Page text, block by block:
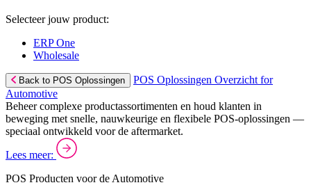
Selecteer jouw product:
ERP One
Wholesale
Back to POS Oplossingen
POS Oplossingen Overzicht for
Automotive
Beheer complexe productassortimenten en houd klanten in
beweging met snelle, nauwkeurige en flexibele POS-oplossingen —
speciaal ontwikkeld voor de aftermarket.
Lees meer:
POS Producten voor de Automotive